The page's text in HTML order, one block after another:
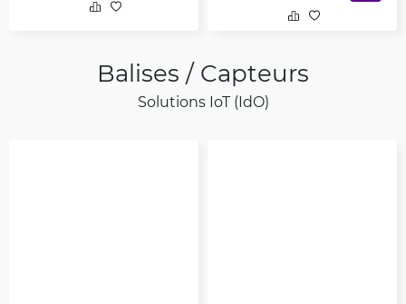
Balises / Capteurs
Solutions IoT (IdO)